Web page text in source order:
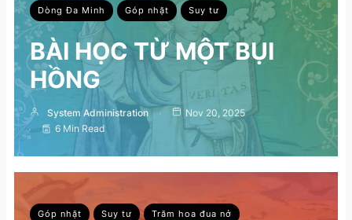
Dòng Đa Minh Góp nhặt Suy tư
BÀI HỌC TỪ MỘT BỤI
HỒNG
System Administration
Nov 20, 2025
6 Min Read
Góp nhặt Suy tư Trăm hoa đua nở